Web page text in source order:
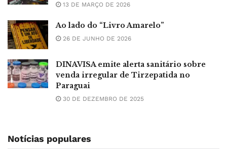
13 DE MARÇO DE 2026
Ao lado do “Livro Amarelo”
26 DE JUNHO DE 2026
DINAVISA emite alerta sanitário sobre
venda irregular de Tirzepatida no
Paraguai
30 DE DEZEMBRO DE 2025
Notícias populares